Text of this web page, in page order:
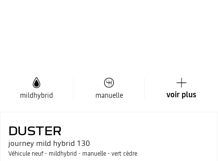
mildhybrid manuelle voir plus
DUSTER
journey mild hybrid 130
Véhicule neuf - mildhybrid - manuelle - vert cèdre